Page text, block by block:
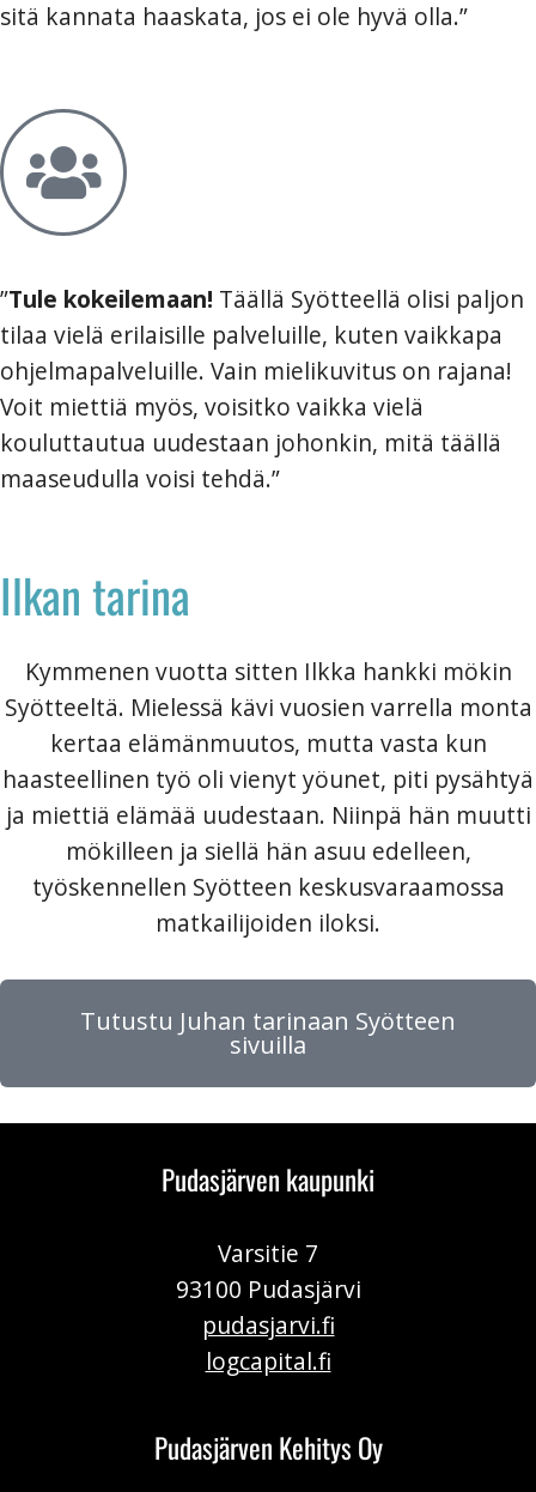
sitä kannata haaskata, jos ei ole hyvä olla.”
”Tule kokeilemaan! Täällä Syötteellä olisi paljon
tilaa vielä erilaisille palveluille, kuten vaikkapa
ohjelmapalveluille. Vain mielikuvitus on rajana!
Voit miettiä myös, voisitko vaikka vielä
kouluttautua uudestaan johonkin, mitä täällä
maaseudulla voisi tehdä.”
Ilkan tarina
Kymmenen vuotta sitten Ilkka hankki mökin
Syötteeltä. Mielessä kävi vuosien varrella monta
kertaa elämänmuutos, mutta vasta kun
haasteellinen työ oli vienyt yöunet, piti pysähtyä
ja miettiä elämää uudestaan. Niinpä hän muutti
mökilleen ja siellä hän asuu edelleen,
työskennellen Syötteen keskusvaraamossa
matkailijoiden iloksi.
Tutustu Juhan tarinaan Syötteen
sivuilla
Pudasjärven kaupunki
Varsitie 7
93100 Pudasjärvi
pudasjarvi.fi
logcapital.fi
Pudasjärven Kehitys Oy